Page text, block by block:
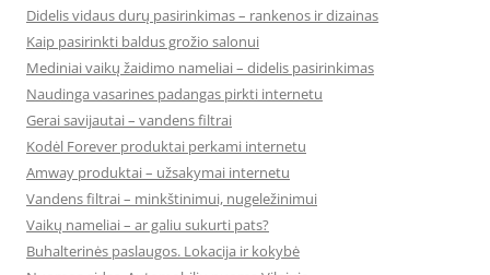
Didelis vidaus durų pasirinkimas – rankenos ir dizainas
Kaip pasirinkti baldus grožio salonui
Mediniai vaikų žaidimo nameliai – didelis pasirinkimas
Naudinga vasarines padangas pirkti internetu
Gerai savijautai – vandens filtrai
Kodėl Forever produktai perkami internetu
Amway produktai – užsakymai internetu
Vandens filtrai – minkštinimui, nugeležinimui
Vaikų nameliai – ar galiu sukurti pats?
Buhalterinės paslaugos. Lokacija ir kokybė